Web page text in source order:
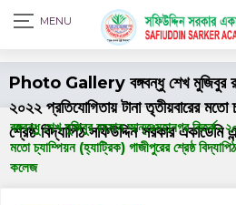
Photo Gallery বঙ্গবন্ধু শেখ মুজিবুর
২০২২ প্রতিযোগিতায় টানা তৃতীয়বারের মতো
শ্রেষ্ঠ বিদ্যাপিঠ সফিউদ্দিন সরকার একাডেমি
বঙ্গবন্ধু শেখ মুজিবুর রহমান আন্তঃমহানগর বিতর্ক-
মতো চ্যাম্পিয়ন (হ্যাট্রিক) গাজীপুরের শ্রেষ্ঠ
কলেজ